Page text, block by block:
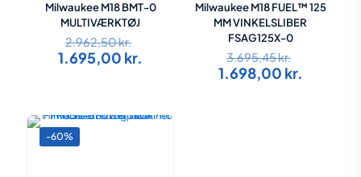
Milwaukee M18 BMT-0
MULTIVÆRKTØJ
2.962,50kr.
oprindelige
1.695,00 kr.
1.695,00 kr..
Milwaukee M18 FUEL™ 125
MM VINKELSLIBER
FSAG125X-0
3.695,45kr.
1.698,00 kr.
-60%